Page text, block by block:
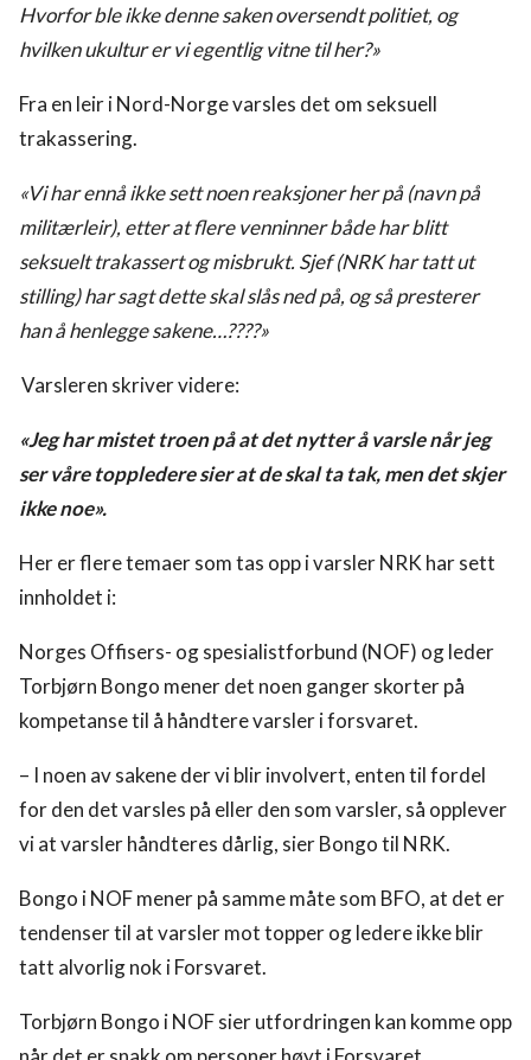
Hvorfor ble ikke denne saken oversendt politiet, og
hvilken ukultur er vi egentlig vitne til her?»
Fra en leir i Nord-Norge varsles det om seksuell
trakassering.
«Vi har ennå ikke sett noen reaksjoner her på (navn på
militærleir), etter at flere venninner både har blitt
seksuelt trakassert og misbrukt. Sjef (NRK har tatt ut
stilling) har sagt dette skal slås ned på, og så presterer
han å henlegge sakene…????»
Varsleren skriver videre:
«Jeg har mistet troen på at det nytter å varsle når jeg
ser våre toppledere sier at de skal ta tak, men det skjer
ikke noe».
Her er flere temaer som tas opp i varsler NRK har sett
innholdet i:
Norges Offisers- og spesialistforbund (NOF) og leder
Torbjørn Bongo mener det noen ganger skorter på
kompetanse til å håndtere varsler i forsvaret.
– I noen av sakene der vi blir involvert, enten til fordel
for den det varsles på eller den som varsler, så opplever
vi at varsler håndteres dårlig, sier Bongo til NRK.
Bongo i NOF mener på samme måte som BFO, at det er
tendenser til at varsler mot topper og ledere ikke blir
tatt alvorlig nok i Forsvaret.
Torbjørn Bongo i NOF sier utfordringen kan komme opp